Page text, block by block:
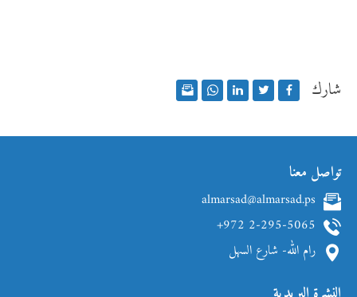
شارك
تواصل معنا
almarsad@almarsad.ps
+972 2-295-5065
رام الله- شارع السهل